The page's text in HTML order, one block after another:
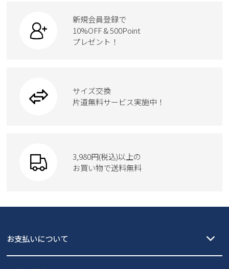
新規会員登録で
10%OFF & 500Point
プレゼント！
サイズ交換
片道無料サービス実施中！
3,980円(税込)以上の
お買い物で送料無料
お支払いについて